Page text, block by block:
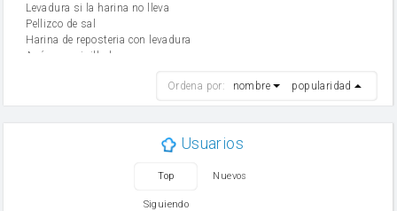
Levadura si la harina no lleva
Pellizco de sal
Harina de reposteria con levadura
Azúcar avainillado
mantequilla
Ordena por: nombre popularidad
Usuarios
Top Nuevos
Siguiendo